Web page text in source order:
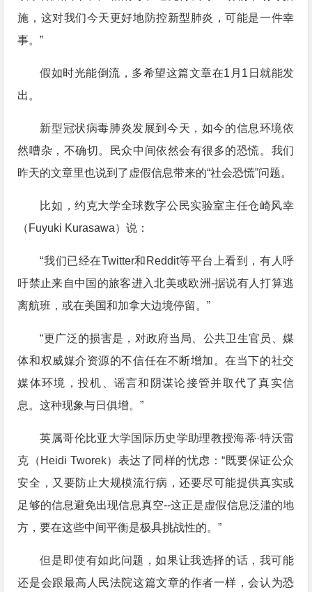
施，这对我们今天更好地防控新型肺炎，可能是一件幸
事。”
假如时光能倒流，多希望这篇文章在1月1日就能发
出。
新型冠状病毒肺炎发展到今天，如今的信息环境依
然嘈杂，不确切。民众中间依然会有很多的恐慌。我们
昨天的文章里也说到了虚假信息带来的“社会恐慌”问题。
比如，约克大学全球数字公民实验室主任仓崎风幸
（Fuyuki Kurasawa）说：
“我们已经在Twitter和Reddit等平台上看到，有人呼
吁禁止来自中国的旅客进入北美或欧洲-据说有人打算逃
离航班，或在美国和加拿大边境停留。”
“更广泛的损害是，对政府当局、公共卫生官员、媒
体和权威媒介资源的不信任在不断增加。在当下的社交
媒体环境，投机、谣言和阴谋论接管并取代了真实信
息。这种现象与日俱增。”
英属哥伦比亚大学国际历史学助理教授海蒂·特沃雷
克（Heidi Tworek）表达了同样的忧虑：“既要保证公众
安全，又要防止大规模流行病，还要尽可能提供真实或
足够的信息避免出现信息真空--这正是虚假信息泛滥的地
方，要在这些中间平衡是极具挑战性的。”
但是即使有如此问题，如果让我选择的话，我可能
还是会跟最高人民法院这篇文章的作者一样，会认为恐